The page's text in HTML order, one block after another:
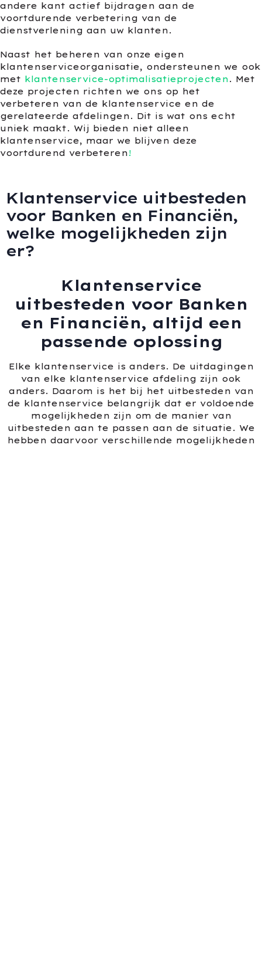
andere kant actief bijdragen aan de
voortdurende verbetering van de
dienstverlening aan uw klanten.
Naast het beheren van onze eigen
klantenserviceorganisatie, ondersteunen we ook
met klantenservice-optimalisatieprojecten. Met
deze projecten richten we ons op het
verbeteren van de klantenservice en de
gerelateerde afdelingen. Dit is wat ons echt
uniek maakt. Wij bieden niet alleen
klantenservice, maar we blijven deze
voortdurend verbeteren!
Klantenservice uitbesteden
voor Banken en Financiën,
welke mogelijkheden zijn
er?
Klantenservice
uitbesteden voor Banken
en Financiën, altijd een
passende oplossing
Elke klantenservice is anders. De uitdagingen
van elke klantenservice afdeling zijn ook
anders. Daarom is het bij het uitbesteden van
de klantenservice belangrijk dat er voldoende
mogelijkheden zijn om de manier van
uitbesteden aan te passen aan de situatie. We
hebben daarvoor verschillende mogelijkheden